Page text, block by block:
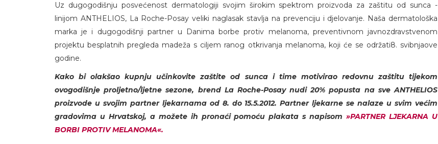
Uz dugogodišnju posvećenost dermatologiji svojim širokim spektrom proizvoda za zaštitu od sunca -
linijom ANTHELIOS, La Roche-Posay veliki naglasak stavlja na prevenciju i djelovanje. Naša dermatološka
marka je i dugogodišnji partner u Danima borbe protiv melanoma, preventivnom javnozdravstvenom
projektu besplatnih pregleda madeža s ciljem ranog otkrivanja melanoma, koji će se održati8. svibnjaove
godine.
Kako bi olakšao kupnju učinkovite zaštite od sunca i time motivirao redovnu zaštitu tijekom
ovogodišnje proljetno/ljetne sezone, brend La Roche-Posay nudi 20% popusta na sve ANTHELIOS
proizvode u svojim partner ljekarnama od 8. do 15.5.2012. Partner ljekarne se nalaze u svim većim
gradovima u Hrvatskoj, a možete ih pronaći pomoću plakata s napisom»PARTNER LJEKARNA U
BORBI PROTIV MELANOMA«.